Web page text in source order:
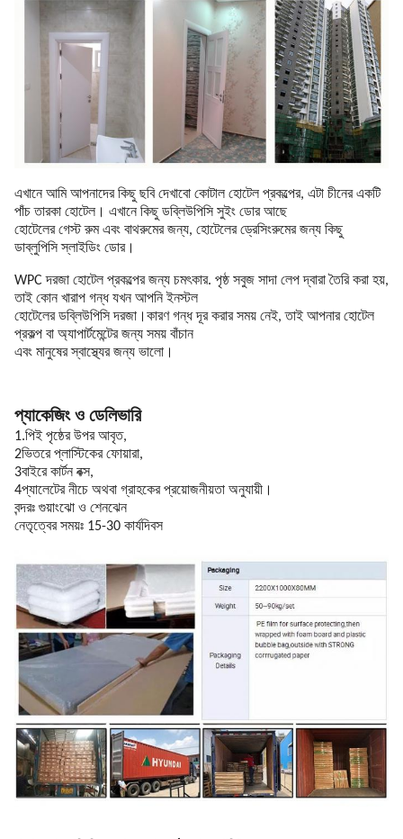
এখানে আমি আপনাদের কিছু ছবি দেখাবো কোটাল হোটেল প্রকল্পের, এটা চীনের একটি
পাঁচ তারকা হোটেল। এখানে কিছু ডব্লিউপিসি সুইং ডোর আছে
হোটেলের গেস্ট রুম এবং বাথরুমের জন্য, হোটেলের ড্রেসিংরুমের জন্য কিছু
ডাব্লুপিসি স্লাইডিং ডোর।
WPC দরজা হোটেল প্রকল্পের জন্য চমৎকার. পৃষ্ঠ সবুজ সাদা লেপ দ্বারা তৈরি করা হয়,
তাই কোন খারাপ গন্ধ যখন আপনি ইনস্টল
হোটেলের ডব্লিউপিসি দরজা। কারণ গন্ধ দূর করার সময় নেই, তাই আপনার হোটেল
প্রকল্প বা অ্যাপার্টমেন্টের জন্য সময় বাঁচান
এবং মানুষের স্বাস্থ্যের জন্য ভালো।
প্যাকেজিং ও ডেলিভারি
1.পিই পৃষ্ঠের উপর আবৃত,
2ভিতরে প্লাস্টিকের ফোয়ারা,
3বাইরে কার্টন বক্স,
4প্যালেটের নীচে অথবা গ্রাহকের প্রয়োজনীয়তা অনুযায়ী।
বন্দরঃ গুয়াংঝো ও শেনঝেন
নেতৃত্বের সময়ঃ 15-30 কার্যদিবস